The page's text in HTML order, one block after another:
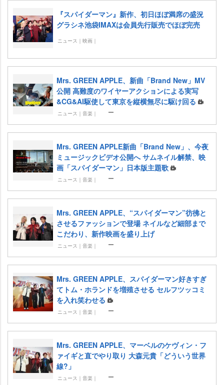
『スパイダーマン』新作、初日ほぼ満席の盛況
グラシネ池袋IMAXは会員先行販売でほぼ完売
ニュース｜映画｜
Mrs. GREEN APPLE、新曲「Brand New」MV
公開 高難度のワイヤーアクションによる実写
&CG&AI駆使して東京を縦横無尽に駆け回る
ニュース｜音楽｜
Mrs. GREEN APPLE新曲「Brand New」、今夜
ミュージックビデオ公開へ サムネイル解禁、映
画「スパイダーマン」日本版主題歌
ニュース｜音楽｜
Mrs. GREEN APPLE、“スパイダーマン”彷彿と
させるファッションで登場 ネイルなど細部まで
こだわり、新作映画を盛り上げ
ニュース｜音楽｜
Mrs. GREEN APPLE、スパイダーマン好きすぎ
てトム・ホランドを増殖させる セルフツッコミ
を入れ笑わせる
ニュース｜音楽｜
Mrs. GREEN APPLE、マーベルのケヴィン・フ
ァイギと直でやり取り 大森元貴「どういう世界
線?」
ニュース｜音楽｜